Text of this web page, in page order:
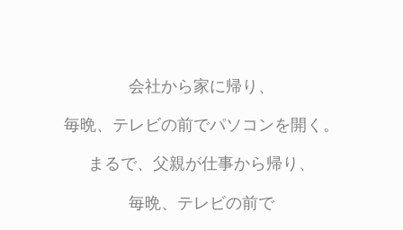
会社から家に帰り、
毎晩、テレビの前でパソコンを開く。
まるで、父親が仕事から帰り、
毎晩、テレビの前で